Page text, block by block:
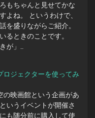
もちゃんと見せてかな
よね。 というわけで、
を盛りながらご紹介。
るときのことです。
が」…
ロジェクターを使ってみ
の映画館という企画があ
いうイベントが開催さ
も随分前に購入して使